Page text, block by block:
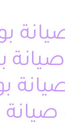
صيانة